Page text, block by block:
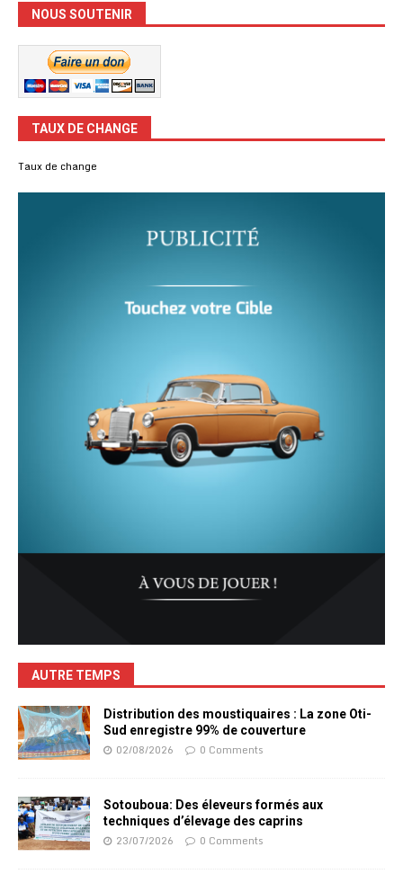
NOUS SOUTENIR
TAUX DE CHANGE
Taux de change
AUTRE TEMPS
Distribution des moustiquaires : La zone Oti-
Sud enregistre 99% de couverture
02/08/2026 0 Comments
Sotouboua: Des éleveurs formés aux
techniques d’élevage des caprins
23/07/2026 0 Comments